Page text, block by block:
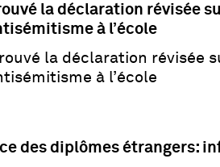
la déclaration révisée
à l’école
la déclaration
à l’école
des diplômes étrangers: